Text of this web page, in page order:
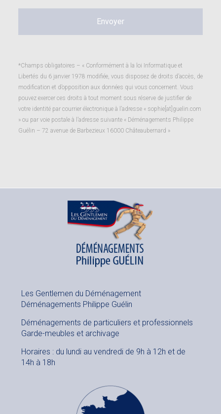
*Champs obligatoires – « Conformément à la loi Informatique et
Libertés du 6 janvier 1978 modifiée, vous disposez de droits d’accès, de
modification et d’opposition aux données qui vous concernent. Vous
pouvez exercer ces droits à tout moment sous réserve de justifier de
votre identité par courrier électronique à l’adresse « sophie[at]guelin.com
» ou par voie postale à l’adresse suivante « Déménagements Philippe
Guélin – 72 avenue de Barbezieux 16000 Châteaubernard »
Les Gentlemen du Déménagement
Déménagements Philippe Guélin
Déménagements de particuliers et professionnels
Garde-meubles et archivage
Horaires : du lundi au vendredi de 9h à 12h et de
14h à 18h